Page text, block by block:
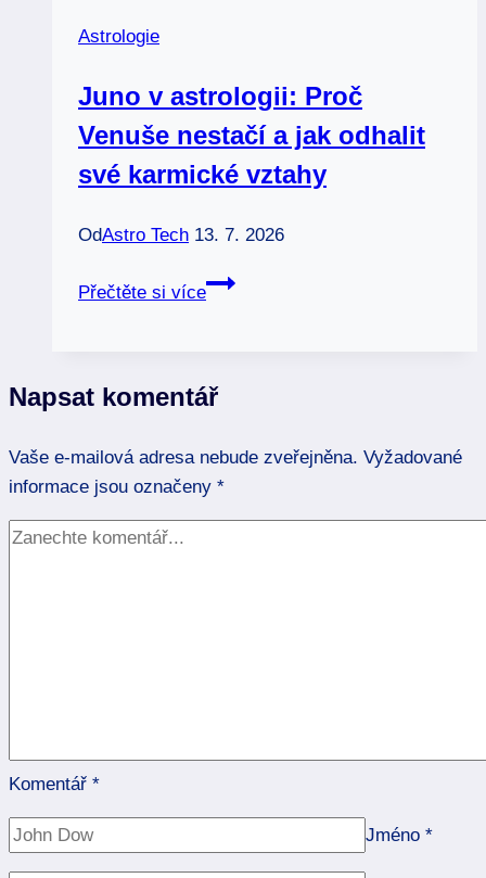
Astrologie
Juno v astrologii: Proč
Venuše nestačí a jak odhalit
své karmické vztahy
OdAstro Tech 13. 7. 2026
Přečtěte si více
Juno
Venuše
a
jak
odhalit
Napsat komentář
Vaše e-mailová adresa nebude zveřejněna. Vyžadované
informace jsou označeny *
Komentář *
Jméno *